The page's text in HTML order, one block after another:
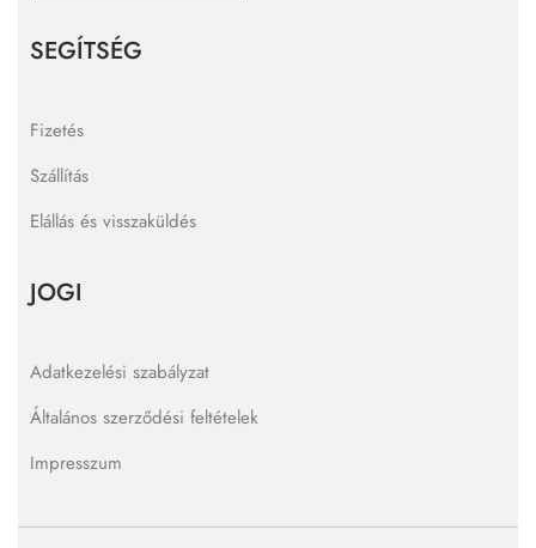
SEGÍTSÉG
Fizetés
Szállítás
Elállás és visszaküldés
JOGI
Adatkezelési szabályzat
Általános szerződési feltételek
Impresszum